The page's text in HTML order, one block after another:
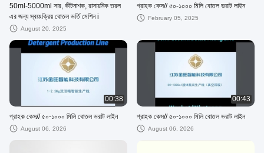
50ml-5000ml সার, কীটনাশক, রাসায়নিক তরল
এর জন্য স্বয়ংক্রিয় বোতল ভর্তি মেশিন i
August 20, 2025
গ্রাহক কেস// ৫০-১০০০ মিলি বোতল ভরাট লাইন
February 05, 2025
00:38
গ্রাহক কেস// ৫০-১০০০ মিলি বোতল ভরাট লাইন
August 06, 2026
00:43
গ্রাহক কেস// ৫০-১০০০ মিলি বোতল ভরাট লাইন
August 06, 2026